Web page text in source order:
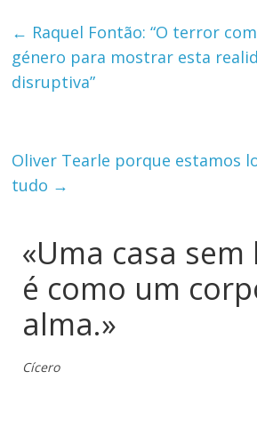
← Raquel Fontão: “O terror
género para mostrar esta
disruptiva”
Oliver Tearle porque estamos
tudo →
«Uma casa sem
é como um
alma.»
Cícero